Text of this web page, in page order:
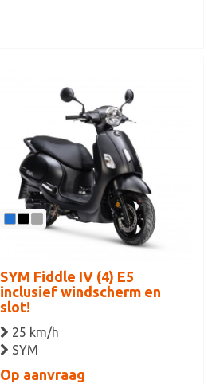
SYM Fiddle IV (4) E5
inclusief windscherm en
slot!
25 km/h
SYM
Op aanvraag